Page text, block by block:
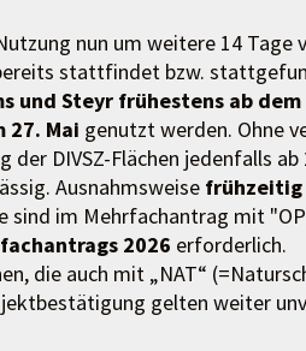
nun um weitere 14
stattfindet bzw.
und Steyr frühestens ab dem
27. Mai genutzt werden. Ohne
der DIVSZ-Flächen jedenfalls
Ausnahmsweise frühzeitig
sind im Mehrfachantrag mit
2026 erforderlich.
die auch mit „NAT“
gelten weiter